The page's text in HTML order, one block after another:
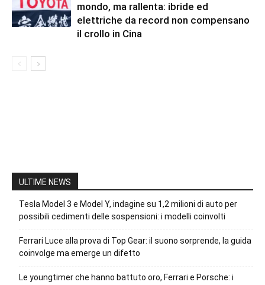
mondo, ma rallenta: ibride ed
elettriche da record non compensano
il crollo in Cina
ULTIME NEWS
Tesla Model 3 e Model Y, indagine su 1,2 milioni di auto per
possibili cedimenti delle sospensioni: i modelli coinvolti
Ferrari Luce alla prova di Top Gear: il suono sorprende, la guida
coinvolge ma emerge un difetto
Le youngtimer che hanno battuto oro, Ferrari e Porsche: i